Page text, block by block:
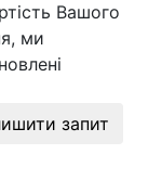
Вашого
ми
запит